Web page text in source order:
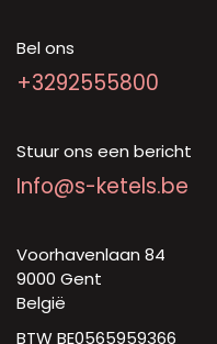
Bel ons
+3292555800
Stuur ons een bericht
Info@s-ketels.be
Voorhavenlaan 84
9000 Gent
België
BTW BE0565959366